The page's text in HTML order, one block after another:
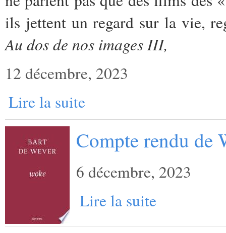
ils jettent un regard sur la vie,
Au dos de nos images III,
12 décembre, 2023
Lire la suite
Compte rendu de
6 décembre, 2023
Lire la suite